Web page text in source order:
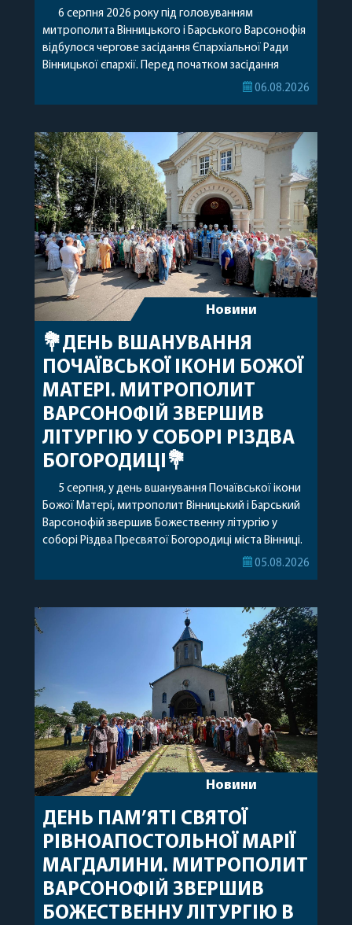
6 серпня 2026 року під головуванням
митрополита Вінницького і Барського Варсонофія
відбулося чергове засідання Єпархіальної Ради
Вінницької єпархії. Перед початком засідання
секретар Єпархіальної Ради від імені членів Ради
побажавши йому міцного здоров’я, Божої
допомоги, миру, духовної радості та
благословенних успіхів у подальшому
архіпастирському служінні. […]
06.08.2026
Новини
💐ДЕНЬ ВШАНУВАННЯ
ПОЧАЇВСЬКОЇ ІКОНИ БОЖОЇ
МАТЕРІ. МИТРОПОЛИТ
ВАРСОНОФІЙ ЗВЕРШИВ
ЛІТУРГІЮ У СОБОРІ РІЗДВА
БОГОРОДИЦІ💐
5 серпня, у день вшанування Почаївської ікони
Божої Матері, митрополит Вінницький і Барський
Варсонофій звершив Божественну літургію у
соборі Різдва Пресвятої Богородиці міста Вінниці.
Його Високопреосвященству співслужили
священному сані. Під час богослужіння підносилися
особливі молитви за мир в Україні, за воїнів, які
05.08.2026
Новини
ДЕНЬ ПАМ’ЯТІ СВЯТОЇ
РІВНОАПОСТОЛЬНОЇ МАРІЇ
МАГДАЛИНИ. МИТРОПОЛИТ
ВАРСОНОФІЙ ЗВЕРШИВ
БОЖЕСТВЕННУ ЛІТУРГІЮ В